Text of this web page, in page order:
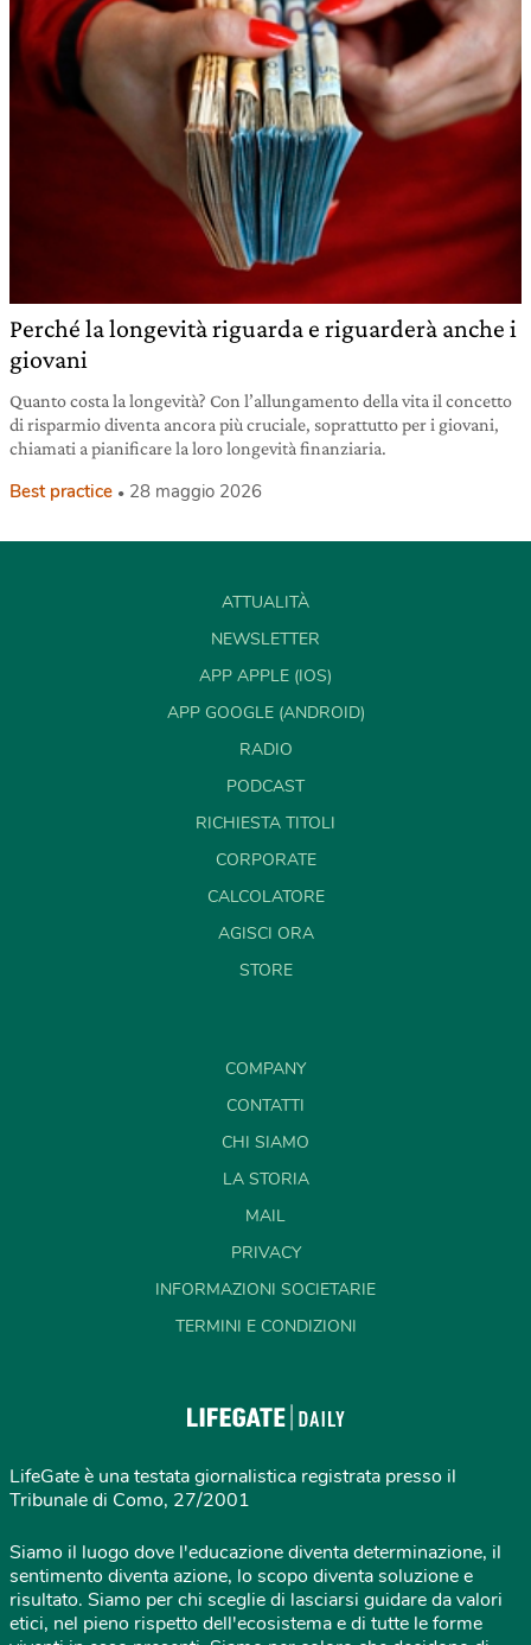
Perché la longevità riguarda e riguarderà anche i
giovani
Quanto costa la longevità? Con l’allungamento della vita il concetto
di risparmio diventa ancora più cruciale, soprattutto per i giovani,
chiamati a pianificare la loro longevità finanziaria.
Best practice 28 maggio 2026
ATTUALITÀ
NEWSLETTER
APP APPLE (IOS)
APP GOOGLE (ANDROID)
RADIO
PODCAST
RICHIESTA TITOLI
CORPORATE
CALCOLATORE
AGISCI ORA
STORE
COMPANY
CONTATTI
CHI SIAMO
LA STORIA
MAIL
PRIVACY
INFORMAZIONI SOCIETARIE
TERMINI E CONDIZIONI
LifeGate è una testata giornalistica registrata presso il
Tribunale di Como, 27/2001
Siamo il luogo dove l'educazione diventa determinazione, il
sentimento diventa azione, lo scopo diventa soluzione e
risultato. Siamo per chi sceglie di lasciarsi guidare da valori
etici, nel pieno rispetto dell'ecosistema e di tutte le forme